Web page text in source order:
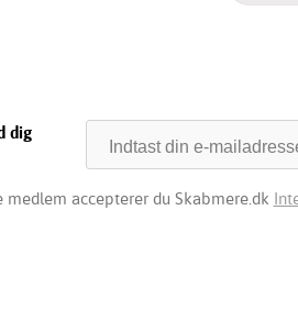
dig
medlem accepterer du Skabmere.dk